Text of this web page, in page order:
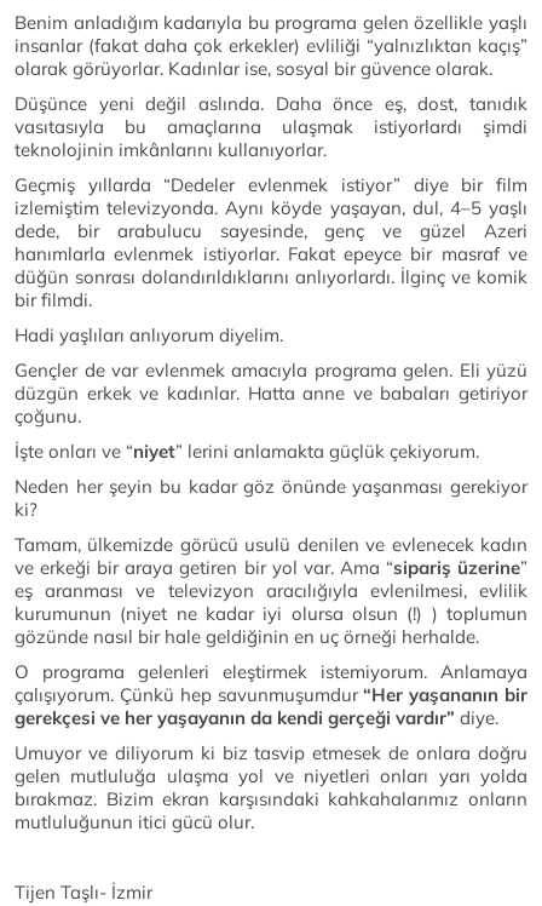
Benim anladığım kadarıyla bu programa gelen özellikle yaşlı
insanlar (fakat daha çok erkekler) evliliği “yalnızlıktan kaçış”
olarak görüyorlar. Kadınlar ise, sosyal bir güvence olarak.
Düşünce yeni değil aslında. Daha önce eş, dost, tanıdık
vasıtasıyla bu amaçlarına ulaşmak istiyorlardı şimdi
teknolojinin imkânlarını kullanıyorlar.
Geçmiş yıllarda “Dedeler evlenmek istiyor” diye bir film
izlemiştim televizyonda. Aynı köyde yaşayan, dul, 4–5 yaşlı
dede, bir arabulucu sayesinde, genç ve güzel Azeri
hanımlarla evlenmek istiyorlar. Fakat epeyce bir masraf ve
düğün sonrası dolandırıldıklarını anlıyorlardı. İlginç ve komik
bir filmdi.
Hadi yaşlıları anlıyorum diyelim.
Gençler de var evlenmek amacıyla programa gelen. Eli yüzü
düzgün erkek ve kadınlar. Hatta anne ve babaları getiriyor
çoğunu.
İşte onları ve “niyet” lerini anlamakta güçlük çekiyorum.
Neden her şeyin bu kadar göz önünde yaşanması gerekiyor
ki?
Tamam, ülkemizde görücü usulü denilen ve evlenecek kadın
ve erkeği bir araya getiren bir yol var. Ama “sipariş üzerine”
eş aranması ve televizyon aracılığıyla evlenilmesi, evlilik
kurumunun (niyet ne kadar iyi olursa olsun (!) ) toplumun
gözünde nasıl bir hale geldiğinin en uç örneği herhalde.
O programa gelenleri eleştirmek istemiyorum. Anlamaya
çalışıyorum. Çünkü hep savunmuşumdur“Her yaşananın bir
gerekçesi ve her yaşayanın da kendi gerçeği vardır” diye.
Umuyor ve diliyorum ki biz tasvip etmesek de onlara doğru
gelen mutluluğa ulaşma yol ve niyetleri onları yarı yolda
bırakmaz. Bizim ekran karşısındaki kahkahalarımız onların
mutluluğunun itici gücü olur.
Tijen Taşlı- İzmir